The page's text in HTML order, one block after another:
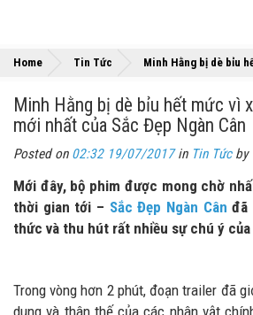
Home Tin Tức Minh Hằng bị dè bỉu
Minh Hằng bị dè bỉu hết mức vì
mới nhất của Sắc Đẹp Ngàn Cân
Posted on 02:32 19/07/2017in Tin Tứcby
Mới đây, bộ phim được mong chờ
thời gian tới – Sắc Đẹp Ngàn Cân đã
thức và thu hút rất nhiều sự chú ý của
Trong vòng hơn 2 phút, đoạn trailer đã
dung và thân thế của các nhân vật